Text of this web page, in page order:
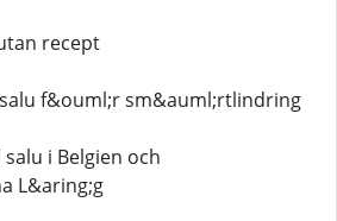
recept
f&ouml;r sm&auml;rtlindring
i Belgien och
L&aring;g